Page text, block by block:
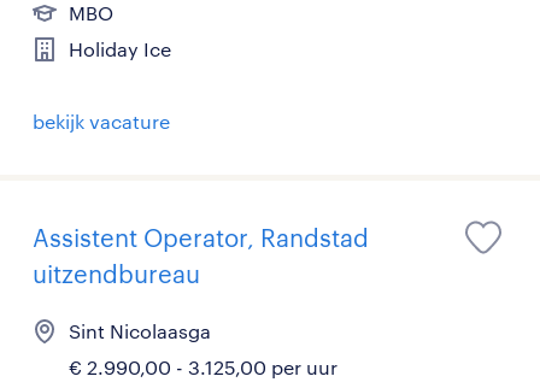
MBO
Holiday Ice
bekijk vacature
Assistent Operator, Randstad
uitzendbureau
Sint Nicolaasga
€ 2.990,00 - 3.125,00 per uur